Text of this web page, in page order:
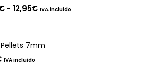
- 12,95€Rango
hasta
IVA incluido
7mm
IVA incluido